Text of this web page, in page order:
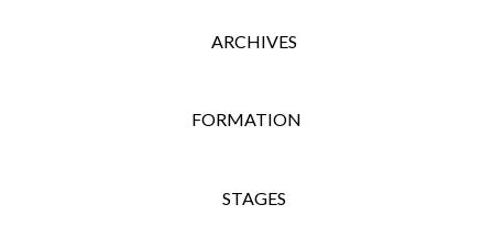
ARCHIVES
FORMATION
STAGES